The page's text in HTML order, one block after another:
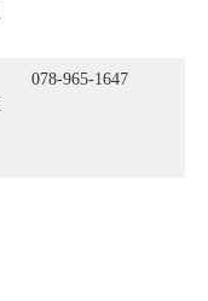
078-965-1647